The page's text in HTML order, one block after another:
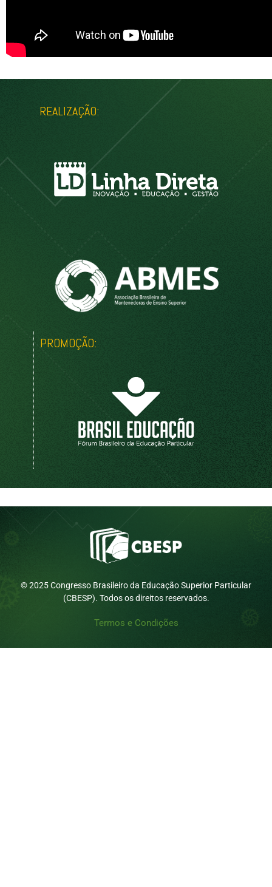
REALIZAÇÃO:
PROMOÇÃO:
© 2025 Congresso Brasileiro da Educação Superior Particular
(CBESP). Todos os direitos reservados.
Termos e Condições